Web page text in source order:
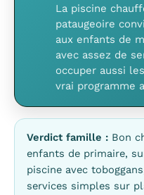
La piscine
pataugeoire
aux enfants de
avec assez de
occuper aussi
vrai programme
Verdict famille : Bon
enfants de primaire,
piscine avec
services simples sur